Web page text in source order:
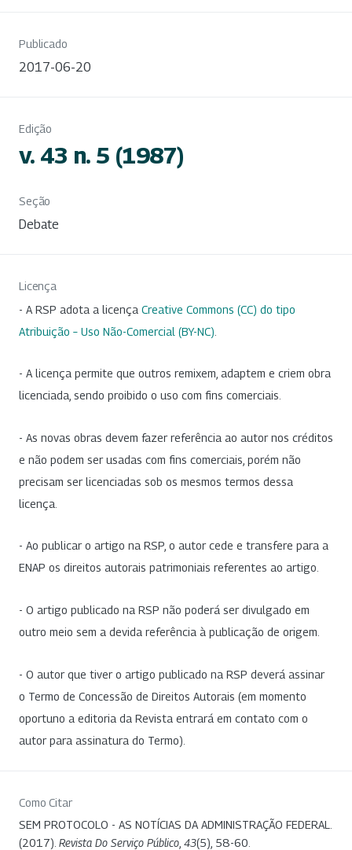
Publicado
2017-06-20
Edição
v. 43 n. 5 (1987)
Seção
Debate
Licença
- A RSP adota a licença Creative Commons (CC) do tipo
Atribuição – Uso Não-Comercial (BY-NC)
- A licença permite que outros remixem, adaptem e criem obra
licenciada, sendo proibido o uso com fins comerciais.
- As novas obras devem fazer referência ao autor nos créditos
e não podem ser usadas com fins comerciais, porém não
precisam ser licenciadas sob os mesmos termos dessa
licença.
- Ao publicar o artigo na RSP, o autor cede e transfere para a
ENAP os direitos autorais patrimoniais referentes ao artigo.
- O artigo publicado na RSP não poderá ser divulgado em
outro meio sem a devida referência à publicação de origem.
- O autor que tiver o artigo publicado na RSP deverá assinar
o Termo de Concessão de Direitos Autorais (em momento
oportuno a editoria da Revista entrará em contato com o
autor para assinatura do Termo).
Como Citar
SEM PROTOCOLO - AS NOTÍCIAS DA ADMINISTRAÇÃO FEDERAL.
(2017). Revista Do Serviço Público 43(5), 58-60.